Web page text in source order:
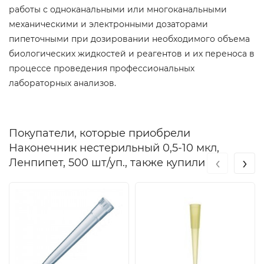
работы с одноканальными или многоканальными
механическими и электронными дозаторами
пипеточными при дозировании необходимого объема
биологических жидкостей и реагентов и их переноса в
процессе проведения профессиональных
лабораторных анализов.
Покупатели, которые приобрели
Наконечник нестерильный 0,5-10 мкл,
Ленпипет, 500 шт/уп., также купили
‹ ›